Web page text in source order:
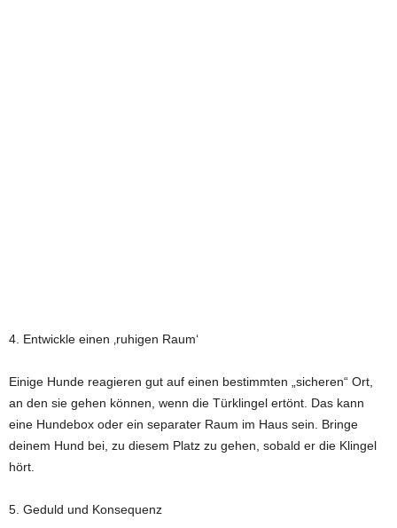
4. Entwickle einen ‚ruhigen Raum‘
Einige Hunde reagieren gut auf einen bestimmten „sicheren“ Ort,
an den sie gehen können, wenn die Türklingel ertönt. Das kann
eine Hundebox oder ein separater Raum im Haus sein. Bringe
deinem Hund bei, zu diesem Platz zu gehen, sobald er die Klingel
hört.
5. Geduld und Konsequenz